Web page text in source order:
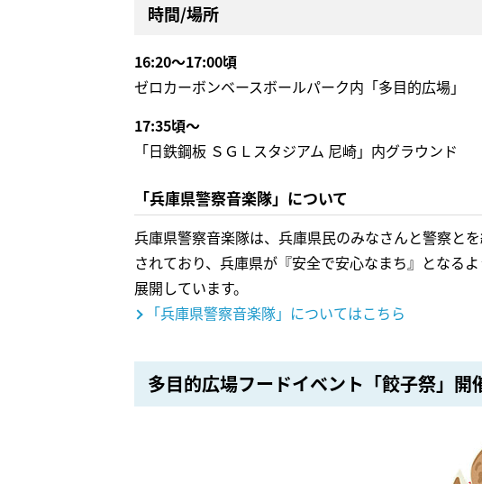
時間/場所
16:20～17:00頃
ゼロカーボンベースボールパーク内「多目的広場」
17:35頃～
「日鉄鋼板 ＳＧＬスタジアム 尼崎」内グラウンド
「兵庫県警察音楽隊」について
兵庫県警察音楽隊は、兵庫県民のみなさんと警察と
されており、兵庫県が『安全で安心なまち』となる
展開しています。
「兵庫県警察音楽隊」についてはこちら
多目的広場フードイベント「餃子祭」開